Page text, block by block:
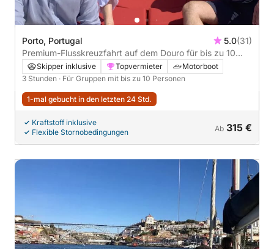
Porto, Portugal 5.0(31)
Premium-Flusskreuzfahrt auf dem Douro für bis zu 10
Personen inklusive Begrüßungsgetränk
Skipper inklusive Topvermieter
Motorboot
3 Stunden · Für Gruppen mit bis zu 10 Personen
1-mal gebucht in den letzten 24 Std.
Kraftstoff inklusive
Flexible Stornobedingungen
Ab 315 €